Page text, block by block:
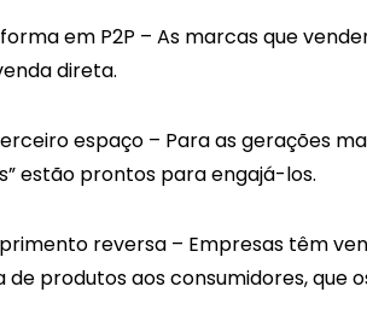
em P2P – As marcas que
direta.
espaço – Para as gerações
estão prontos para engajá-los.
reversa – Empresas têm
de produtos aos consumidores, que